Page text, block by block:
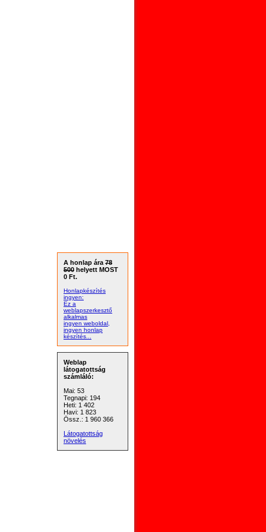
A honlap ára 78
500 helyett MOST
0 Ft.
Honlapkészítés
ingyen:
Ez a
weblapszerkesztő
alkalmas
ingyen weboldal,
ingyen honlap
készítés...
Weblap
látogatottság
számláló:
Mai: 53
Tegnapi: 194
Heti: 1 402
Havi: 1 823
Össz.: 1 960 366
Látogatottság
növelés